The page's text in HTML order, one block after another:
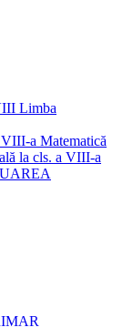
Limba
a Matematică
la cls. a VIII-a